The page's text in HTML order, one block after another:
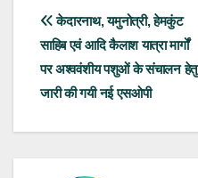
Post
navigation
केदारनाथ, यमुनोत्री, हेमकुंट
साहिब एवं आदि कैलाश यात्रा मार्गों
पर अश्ववंशीय पशुओं के संचालन हेतु
जारी की गयी नई एसओपी